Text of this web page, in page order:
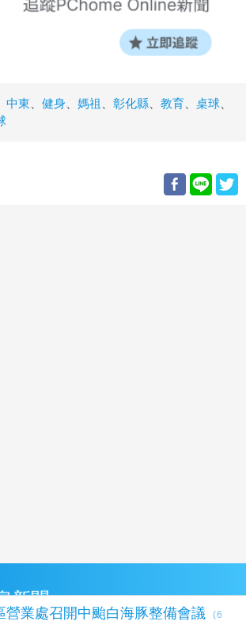
中東 健身 媽祖 彰化縣 教育 桌球
新聞
營業處召開中颱白海豚整備會議
(6